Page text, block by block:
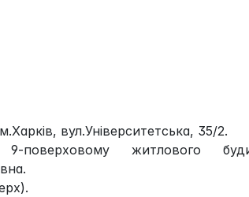
вул.Університетська, 35/2.
поверховому житлового